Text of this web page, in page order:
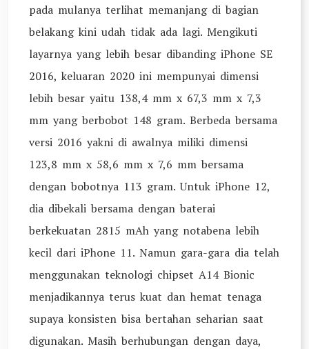
pada mulanya terlihat memanjang di bagian
belakang kini udah tidak ada lagi. Mengikuti
layarnya yang lebih besar dibanding iPhone SE
2016, keluaran 2020 ini mempunyai dimensi
lebih besar yaitu 138,4 mm x 67,3 mm x 7,3
mm yang berbobot 148 gram. Berbeda bersama
versi 2016 yakni di awalnya miliki dimensi
123,8 mm x 58,6 mm x 7,6 mm bersama
dengan bobotnya 113 gram. Untuk iPhone 12,
dia dibekali bersama dengan baterai
berkekuatan 2815 mAh yang notabena lebih
kecil dari iPhone 11. Namun gara-gara dia telah
menggunakan teknologi chipset A14 Bionic
menjadikannya terus kuat dan hemat tenaga
supaya konsisten bisa bertahan seharian saat
digunakan. Masih berhubungan dengan daya,